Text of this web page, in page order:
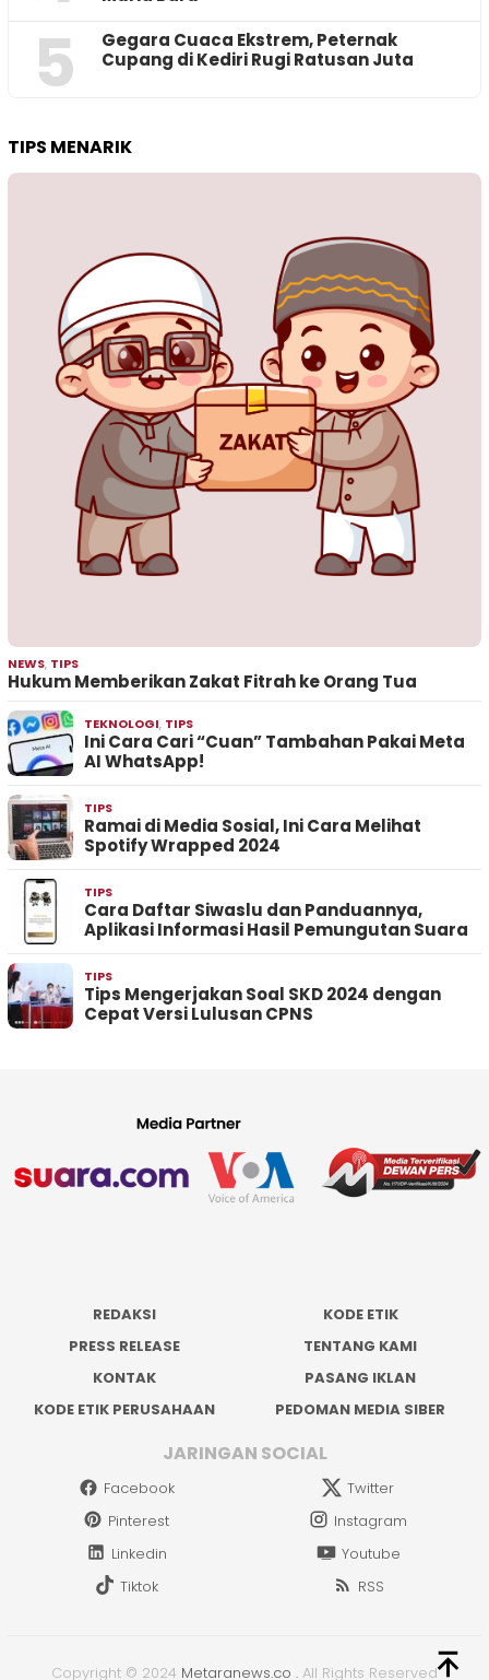
5
‎Gegara Cuaca Ekstrem, Peternak
Cupang di Kediri Rugi Ratusan Juta
TIPS MENARIK
NEWS, TIPS
Hukum Memberikan Zakat Fitrah ke Orang Tua
TEKNOLOGI, TIPS
Ini Cara Cari “Cuan” Tambahan Pakai Meta
AI WhatsApp!
TIPS
Ramai di Media Sosial, Ini Cara Melihat
Spotify Wrapped 2024
TIPS
Cara Daftar Siwaslu dan Panduannya,
Aplikasi Informasi Hasil Pemungutan Suara
TIPS
Tips Mengerjakan Soal SKD 2024 dengan
Cepat Versi Lulusan CPNS
REDAKSI
KODE ETIK
PRESS RELEASE
TENTANG KAMI
KONTAK
PASANG IKLAN
KODE ETIK PERUSAHAAN
PEDOMAN MEDIA SIBER
JARINGAN SOCIAL
Facebook
Twitter
Pinterest
Instagram
Linkedin
Youtube
Tiktok
RSS
Copyright © 2024 Metaranews.co . All Rights Reserved